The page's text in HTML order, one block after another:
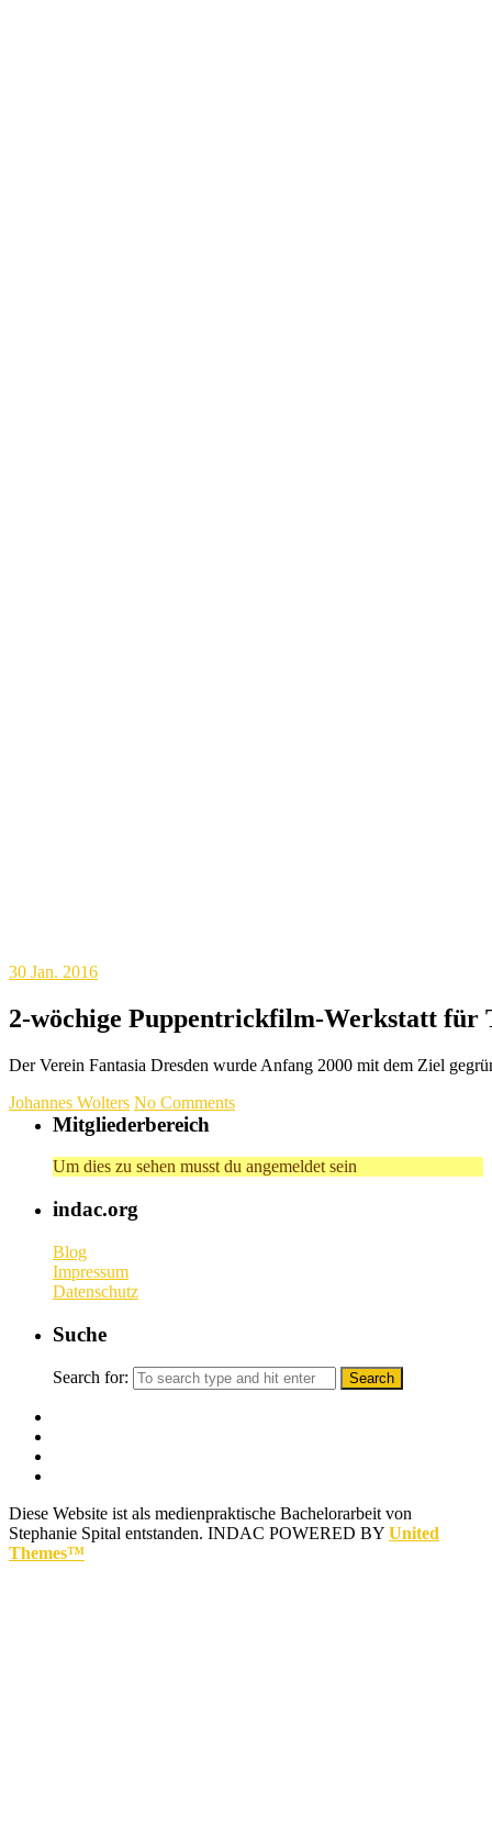
30 Jan. 2016
2-wöchige Puppentrickfilm-Werkstatt für
Der Verein Fantasia Dresden wurde Anfang 2000 mit dem Ziel
Johannes Wolters No Comments
Mitgliederbereich
Um dies zu sehen musst du angemeldet sein
indac.org
Blog
Impressum
Datenschutz
Suche
Search for:
Diese Website ist als medienpraktische Bachelorarbeit von
Stephanie Spital entstanden. INDAC POWERED BY United
Themes™